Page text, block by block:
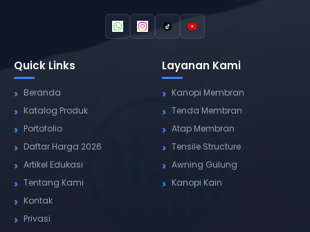
Quick Links
Beranda
Katalog Produk
Portofolio
Daftar Harga 2026
Artikel Edukasi
Tentang Kami
Kontak
Privasi
Layanan Kami
Kanopi Membran
Tenda Membran
Atap Membran
Tensile Structure
Awning Gulung
Kanopi Kain